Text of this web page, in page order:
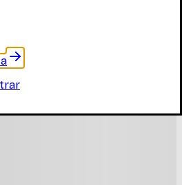
desta disciplina